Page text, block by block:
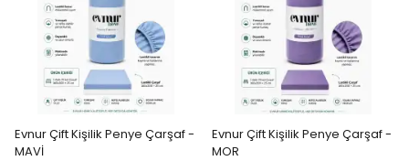
Evnur Çift Kişilik Penye Çarşaf -
MAVİ
Evnur Çift Kişilik Penye Çarşaf -
MOR